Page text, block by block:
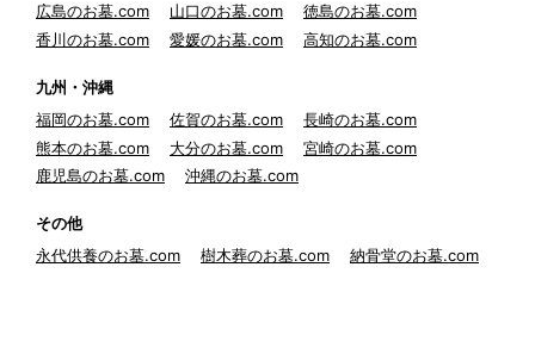
広島のお墓.com
山口のお墓.com
徳島のお墓.com
香川のお墓.com
愛媛のお墓.com 高知のお墓.com
九州・沖縄
福岡のお墓.com
佐賀のお墓.com
長崎のお墓.com
熊本のお墓.com
大分のお墓.com
宮崎のお墓.com
鹿児島のお墓.com
沖縄のお墓.com
その他
永代供養のお墓.com
樹木葬のお墓.com 納骨堂のお墓.com